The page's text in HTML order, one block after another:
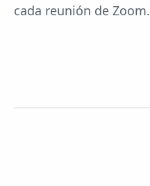
cada reunión de Zoom.